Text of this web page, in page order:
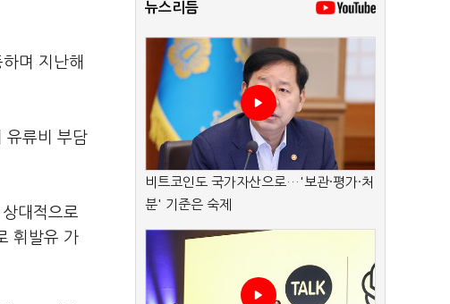
며 지난해
유류비 부담
대적으로
휘발유 가
뉴스리듬
비트코인도 국가자산으로…'보관·평가·처
분' 기준은 숙제